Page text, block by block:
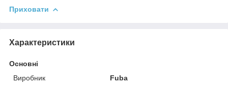
Приховати
Характеристики
Основні
Виробник
Fuba